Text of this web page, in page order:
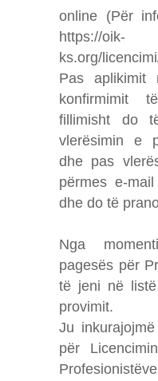
online (Për
https://oik-
ks.org/
Pas aplikimit
konfirmimit
fillimisht do
vlerësimin e
dhe pas
përmes e-
dhe do të
Nga
pagesës për
të jeni në
provimit.
Ju
për